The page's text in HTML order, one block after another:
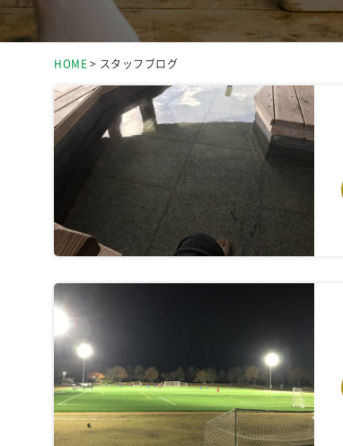
HOME スタッフブログ